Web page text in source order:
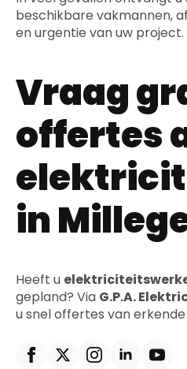
beschikbare vakmannen,
en urgentie van uw project.
Vraag
offertes
in
Heeft u
gepland? Via G.P.A.
u snel offertes van